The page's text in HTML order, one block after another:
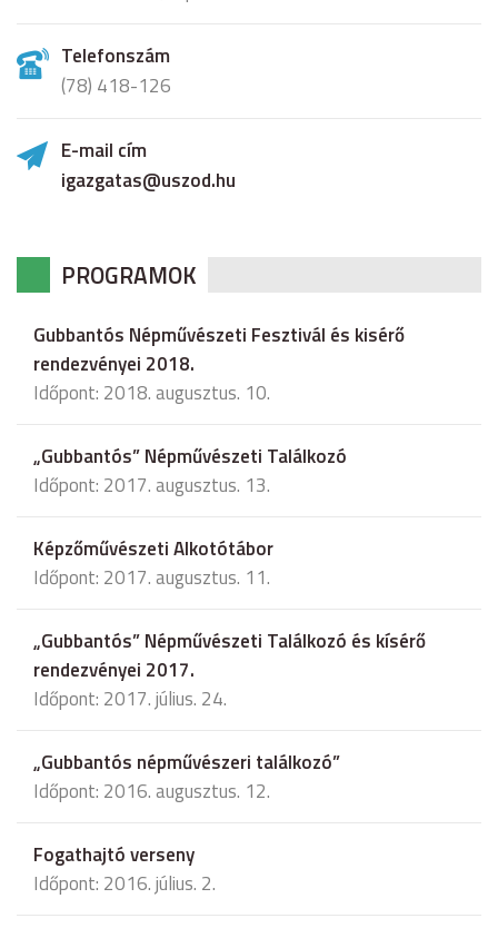
Telefonszám
(78) 418-126
E-mail cím
igazgatas@uszod.hu
PROGRAMOK
Gubbantós Népművészeti Fesztivál és kisérő
rendezvényei 2018.
Időpont: 2018. augusztus. 10.
„Gubbantós” Népművészeti Találkozó
Időpont: 2017. augusztus. 13.
Képzőművészeti Alkotótábor
Időpont: 2017. augusztus. 11.
„Gubbantós” Népművészeti Találkozó és kísérő
rendezvényei 2017.
Időpont: 2017. július. 24.
„Gubbantós népművészeri találkozó”
Időpont: 2016. augusztus. 12.
Fogathajtó verseny
Időpont: 2016. július. 2.